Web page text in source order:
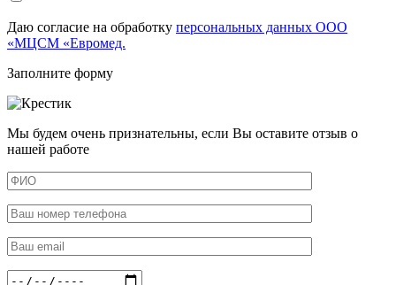
Даю согласие на обработку персональных данных ООО
«МЦСМ «Евромед.
Заполните форму
Мы будем очень признательны, если Вы оставите отзыв о
нашей работе